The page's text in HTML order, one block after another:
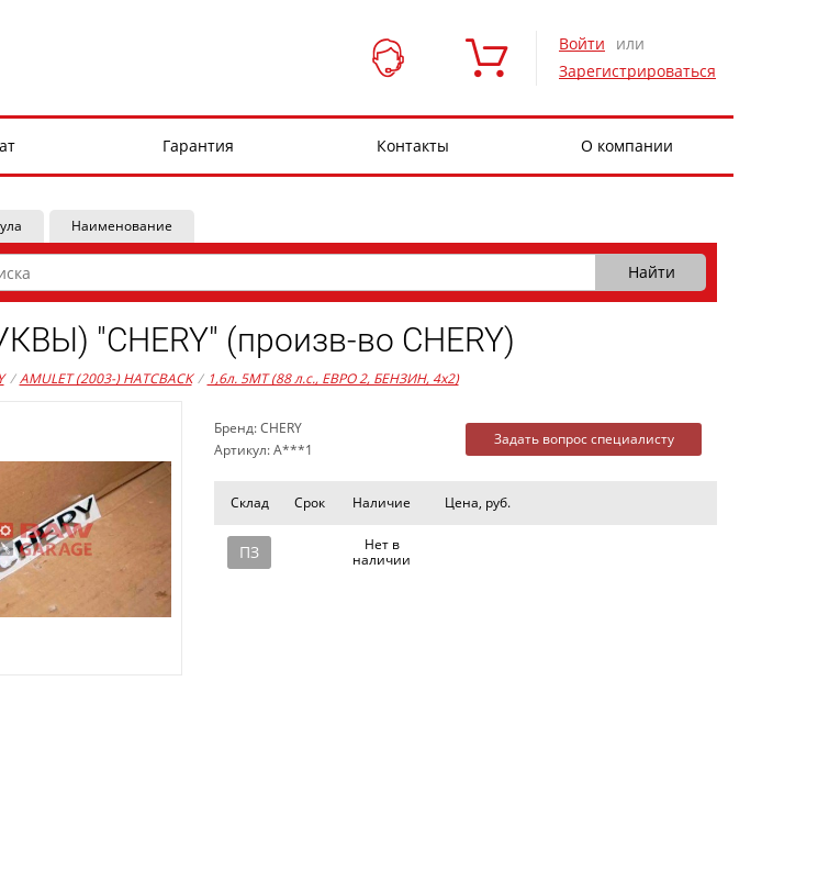
Войти
или
Зарегистрироваться
Гарантия Контакты О компании
Наименование
"CHERY" (произв-во CHERY)
/ AMULET (2003-) HATCBACK / 1,6л. 5MT (88 л.с., ЕВРО 2, БЕНЗИН, 4x2)
Бренд: CHERY
Артикул: A***1
Задать вопрос специалисту
Склад Срок Наличие Цена, руб.
ПЗ
Нет в
наличии